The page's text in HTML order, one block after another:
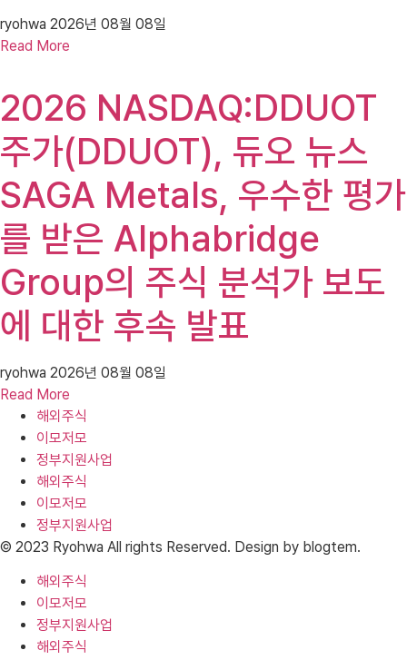
ryohwa 2026년 08월 08일
Read More
2026 NASDAQ:DDUOT
주가(DDUOT), 듀오 뉴스
SAGA Metals, 우수한 평가
를 받은 Alphabridge
Group의 주식 분석가 보도
에 대한 후속 발표
ryohwa 2026년 08월 08일
Read More
해외주식
이모저모
정부지원사업
해외주식
이모저모
정부지원사업
© 2023 Ryohwa All rights Reserved. Design by blogtem.
해외주식
이모저모
정부지원사업
해외주식